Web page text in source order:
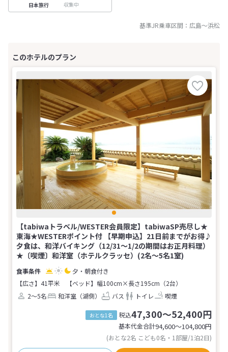
日本旅行 収集中
基準JR乗車区間： 広島～浜松
【tabiwaトラベル/WESTER会員限定】tabiwaSP売尽し★
東海★WESTERポイント付 【早期申込】21日前までがお得♪
夕食は、和洋バイキング（12/31～1/2の期間はお正月料理）
★〔喫煙〕和洋室（ホテルクラッセ）(2名～5名1室)
夕・朝食付き
【広さ】41平米
【ベッド】幅100cm×長さ195cm（2台）
2～5名
和洋室（湖側） バス トイレ 喫煙
おとな1名 税込47,300～52,400円
基本代金合計94,600〜104,800円
(おとな2名 こども0名・1部屋/1泊2日)